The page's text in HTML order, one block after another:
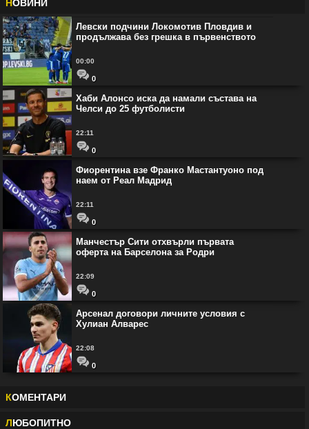
НОВИНИ
Левски подчини Локомотив Пловдив и
продължава без грешка в първенството
00:00
0
Хаби Алонсо иска да намали състава на
Челси до 25 футболисти
22:11
0
Фиорентина взе Франко Мастантуоно под
наем от Реал Мадрид
22:11
0
Манчестър Сити отхвърли първата
оферта на Барселона за Родри
22:09
0
Арсенал договори личните условия с
Хулиан Алварес
22:08
0
КОМЕНТАРИ
ЛЮБОПИТНО